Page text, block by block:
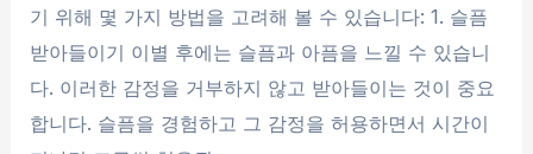
을
때
다
가
기 위해 몇 가지 방법을 고려해 볼 수 있습니다: 1. 슬픔
받아들이기 이별 후에는 슬픔과 아픔을 느낄 수 있습니
다. 이러한 감정을 거부하지 않고 받아들이는 것이 중요
합니다. 슬픔을 경험하고 그 감정을 허용하면서 시간이